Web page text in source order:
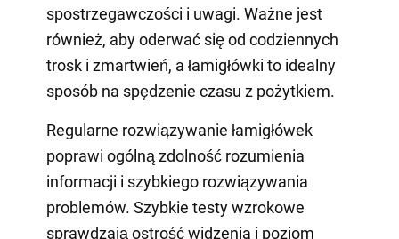
spostrzegawczości i uwagi. Ważne jest
również, aby oderwać się od codziennych
trosk i zmartwień, a łamigłówki to idealny
sposób na spędzenie czasu z pożytkiem.
Regularne rozwiązywanie łamigłówek
poprawi ogólną zdolność rozumienia
informacji i szybkiego rozwiązywania
problemów. Szybkie testy wzrokowe
sprawdzają ostrość widzenia i poziom